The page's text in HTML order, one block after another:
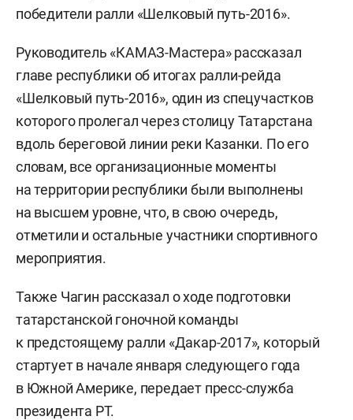
победители ралли «Шелковый путь-2016».
Руководитель «КАМАЗ-Мастера» рассказал
главе республики об итогах ралли-рейда
«Шелковый путь-2016», один из спецучастков
которого пролегал через столицу Татарстана
вдоль береговой линии реки Казанки. По его
словам, все организационные моменты
на территории республики были выполнены
на высшем уровне, что, в свою очередь,
отметили и остальные участники спортивного
мероприятия.
Также Чагин рассказал о ходе подготовки
татарстанской гоночной команды
к предстоящему ралли «Дакар-2017», который
стартует в начале января следующего года
в Южной Америке, передает пресс-служба
президента РТ.